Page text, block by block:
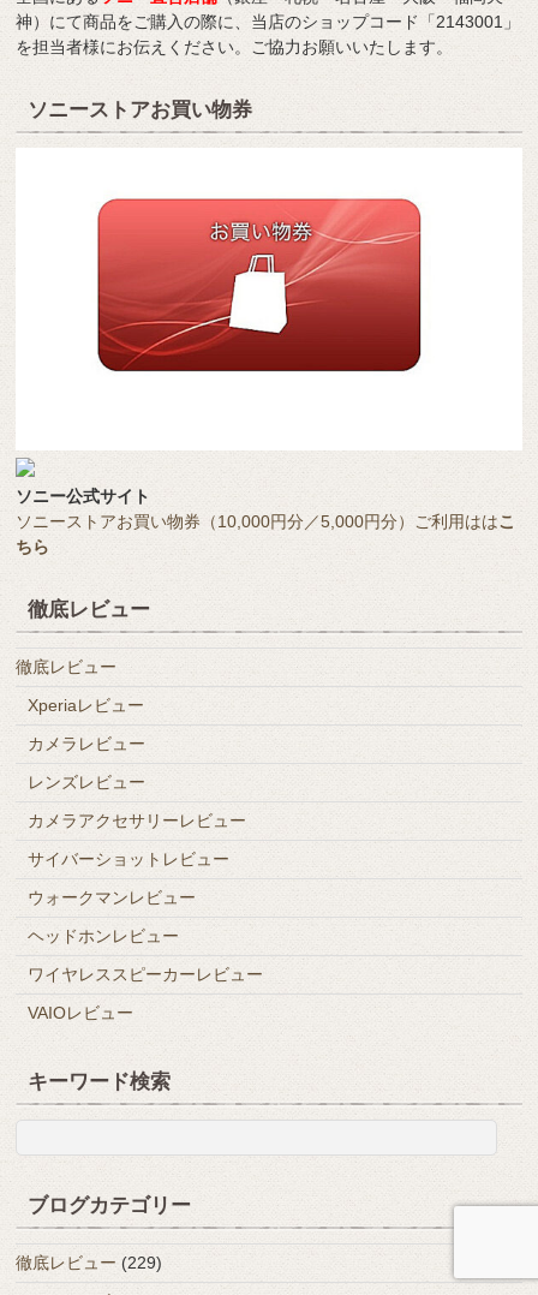
神）にて商品をご購入の際に、当店のショップコード「2143001」
を担当者様にお伝えください。ご協力お願いいたします。
ソニーストアお買い物券
ソニー公式サイト
ソニーストアお買い物券（10,000円分／5,000円分）ご利用ははこ
ちら
徹底レビュー
徹底レビュー
Xperiaレビュー
カメラレビュー
レンズレビュー
カメラアクセサリーレビュー
サイバーショットレビュー
ウォークマンレビュー
ヘッドホンレビュー
ワイヤレススピーカーレビュー
VAIOレビュー
キーワード検索
ブログカテゴリー
徹底レビュー (229)